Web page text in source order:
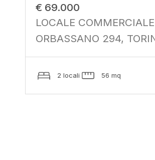
€ 69.000
LOCALE
ORBASSANO 294,
2 locali 56 mq